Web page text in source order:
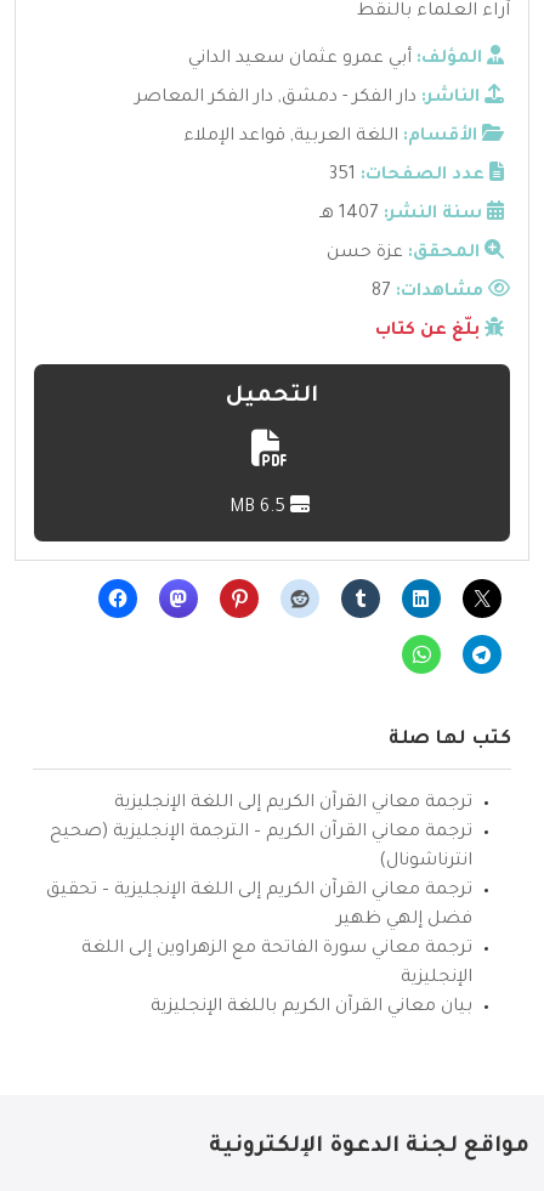
آراء العلماء بالنقط
المؤلف: أبي عمرو عثمان سعيد الداني
الناشر: دار الفكر - دمشق, دار الفكر المعاصر
الأقسام: اللغة العربية, قواعد الإملاء
عدد الصفحات: 351
سنة النشر: 1407 هـ
المحقق: عزة حسن
مشاهدات:
بلّغ عن كتاب
التحميل
كتب لها صلة
ترجمة معاني القرآن الكريم إلى اللغة الإنجليزية
ترجمة معاني القرآن الكريم – الترجمة الإنجليزية (صحيح
انترناشونال)
ترجمة معاني القرآن الكريم إلى اللغة الإنجليزية – تحقيق
فضل إلهي ظهير
ترجمة معاني سورة الفاتحة مع الزهراوين إلى اللغة
الإنجليزية
بيان معاني القرآن الكريم باللغة الإنجليزية
مواقع لجنة الدعوة الإلكترونية